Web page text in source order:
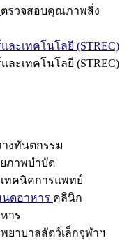
ตรวจสอบคุณภาพสิ่ง
ละเทคโนโลยี (STREC)
ละเทคโนโลยี (STREC)
งทันตกรรม
ภาพบำบัด
ทคนิคการแพทย์
ดอาหาร คลินิก
าร
ยาบาลสัตว์เล็กจุฬาฯ